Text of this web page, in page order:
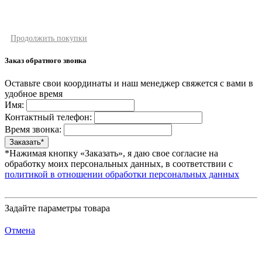
Продолжить покупки
Заказ обратного звонка
Оставьте свои координаты и наш менеджер свяжется с вами в
удобное время
Имя:
Контактный телефон:
Время звонка:
*Нажимая кнопку «Заказать», я даю свое согласие на
обработку моих персональных данных, в соответствии с
политикой в отношении обработки персональных данных
Задайте параметры товара
Отмена